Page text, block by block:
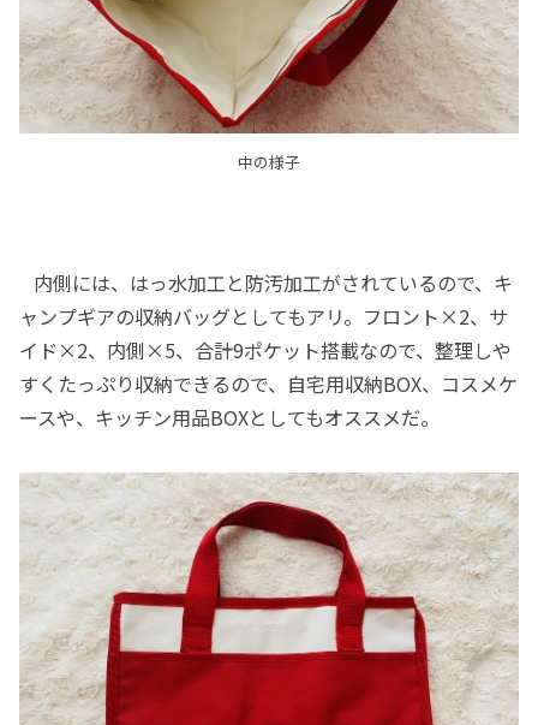
中の様子
内側には、はっ水加工と防汚加工がされているので、キ
ャンプギアの収納バッグとしてもアリ。フロント×2、サ
イド×2、内側×5、合計9ポケット搭載なので、整理しや
すくたっぷり収納できるので、自宅用収納BOX、コスメケ
ースや、キッチン用品BOXとしてもオススメだ。